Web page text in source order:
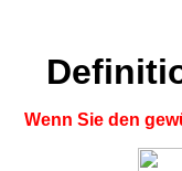
Wenn Sie den